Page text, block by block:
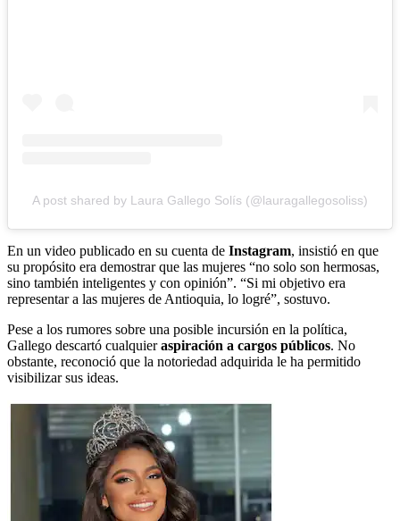
A post shared by Laura Gallego Solís (@lauragallegosoliss)
En un video publicado en su cuenta de Instagram, insistió en que
su propósito era demostrar que las mujeres “no solo son hermosas,
sino también inteligentes y con opinión”. “Si mi objetivo era
representar a las mujeres de Antioquia, lo logré”, sostuvo.
Pese a los rumores sobre una posible incursión en la política,
Gallego descartó cualquieraspiración a cargos públicos. No
obstante, reconoció que la notoriedad adquirida le ha permitido
visibilizar sus ideas.